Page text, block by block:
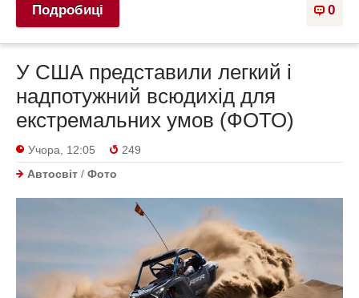
0
Подробиці
У США представили легкий і
надпотужний всюдихід для
екстремальних умов (ФОТО)
Учора, 12:05
249
Автосвіт / Фото